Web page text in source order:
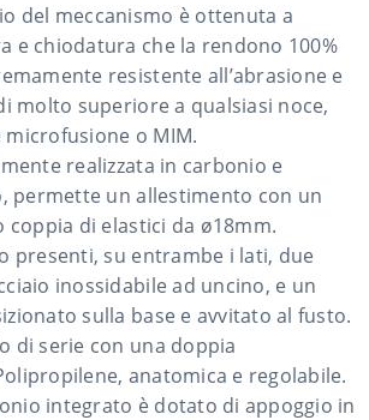
del meccanismo è ottenuta a
e chiodatura che la rendono 100%
resistente all’abrasione e
molto superiore a qualsiasi noce,
o MIM.
realizzata in carbonio e
permette un allestimento con un
coppia di elastici da ø18mm.
presenti, su entrambe i lati, due
inossidabile ad uncino, e un
sulla base e avvitato al fusto.
di serie con una doppia
anatomica e regolabile.
integrato è dotato di appoggio in